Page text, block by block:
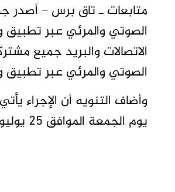
متابعات ـ تاق برس – أصدر
الصوتي والمرئي عبر تطبيق
الاتصالات والبريد جميع
الصوتي والمرئي عبر تطبيق
وأضاف التنويه أن الإجراء
يوم الجمعة الموافق 25 يوليو 2025 ، وإلى حين إشعار اَخر.